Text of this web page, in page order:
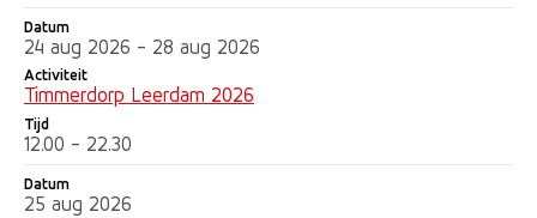
Datum
24 aug 2026 - 28 aug 2026
Activiteit
Timmerdorp Leerdam 2026
Tijd
12.00 - 22.30
Datum
25 aug 2026